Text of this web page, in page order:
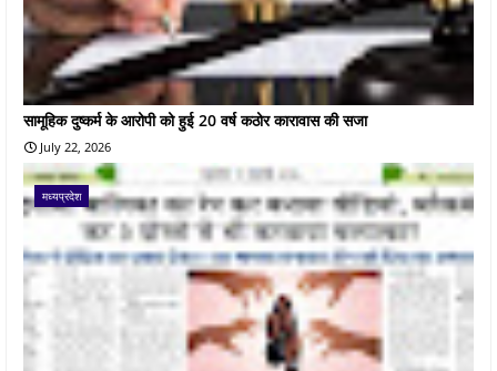
सामूहिक दुष्कर्म के आरोपी को हुई 20 वर्ष कठोर कारावास की सजा
July 22, 2026
मध्यप्रदेश